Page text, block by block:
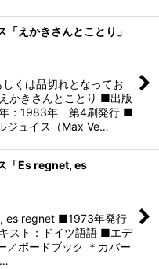
えかきさんとことり」
くは品切れとなってお
かきさんとことり ■出版
：1983年 第4刷発行 ■
ジュイス（Max Ve…
「Es regnet, es
es regnet ■1973年発行
スト：ドイツ語語 ■エデ
／ボードブック ＊カバー